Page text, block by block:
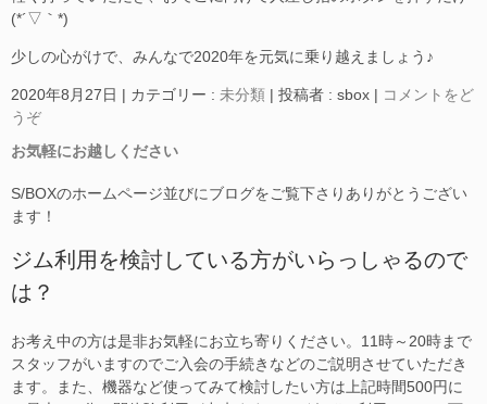
(*´▽｀*)
少しの心がけで、みんなで2020年を元気に乗り越えましょう♪
2020年8月27日 | カテゴリー : 未分類 | 投稿者 : sbox | コメントをど
うぞ
お気軽にお越しください
S/BOXのホームページ並びにブログをご覧下さりありがとうござい
ます！
ジム利用を検討している方がいらっしゃるので
は？
お考え中の方は是非お気軽にお立ち寄りください。11時～20時まで
スタッフがいますのでご入会の手続きなどのご説明させていただき
ます。また、機器など使ってみて検討したい方は上記時間500円に